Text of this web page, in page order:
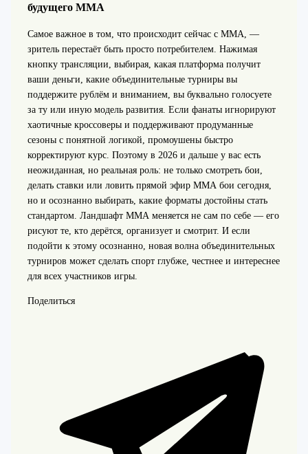
будущего ММА
Самое важное в том, что происходит сейчас с ММА, —
зритель перестаёт быть просто потребителем. Нажимая
кнопку трансляции, выбирая, какая платформа получит
ваши деньги, какие объединительные турниры вы
поддержите рублём и вниманием, вы буквально голосуете
за ту или иную модель развития. Если фанаты игнорируют
хаотичные кроссоверы и поддерживают продуманные
сезоны с понятной логикой, промоушены быстро
корректируют курс. Поэтому в 2026 и дальше у вас есть
неожиданная, но реальная роль: не только смотреть бои,
делать ставки или ловить прямой эфир ММА бои сегодня,
но и осознанно выбирать, какие форматы достойны стать
стандартом. Ландшафт ММА меняется не сам по себе — его
рисуют те, кто дерётся, организует и смотрит. И если
подойти к этому осознанно, новая волна объединительных
турниров может сделать спорт глубже, честнее и интереснее
для всех участников игры.
Поделиться